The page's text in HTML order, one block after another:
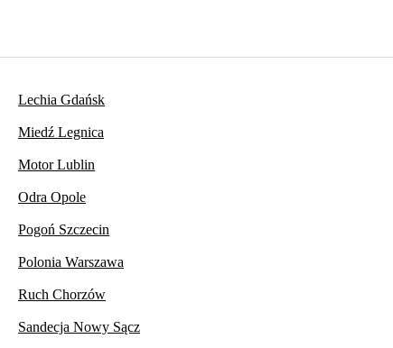
Lechia Gdańsk
Miedź Legnica
Motor Lublin
Odra Opole
Pogoń Szczecin
Polonia Warszawa
Ruch Chorzów
Sandecja Nowy Sącz